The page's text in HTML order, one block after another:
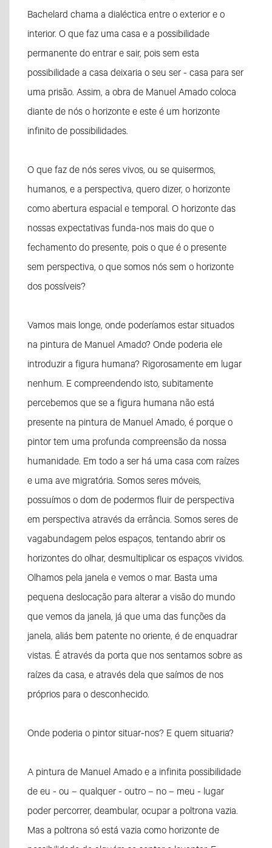
Bachelard chama a dialéctica entre o exterior e o
interior. O que faz uma casa e a possibilidade
permanente do entrar e sair, pois sem esta
possibilidade a casa deixaria o seu ser - casa para ser
uma prisão. Assim, a obra de Manuel Amado coloca
diante de nós o horizonte e este é um horizonte
infinito de possibilidades.
O que faz de nós seres vivos, ou se quisermos,
humanos, e a perspectiva, quero dizer, o horizonte
como abertura espacial e temporal. O horizonte das
nossas expectativas funda-nos mais do que o
fechamento do presente, pois o que é o presente
sem perspectiva, o que somos nós sem o horizonte
dos possíveis?
Vamos mais longe, onde poderíamos estar situados
na pintura de Manuel Amado? Onde poderia ele
introduzir a figura humana? Rigorosamente em lugar
nenhum. E compreendendo isto, subitamente
percebemos que se a figura humana não está
presente na pintura de Manuel Amado, é porque o
pintor tem uma profunda compreensão da nossa
humanidade. Em todo a ser há uma casa com raízes
e uma ave migratória. Somos seres móveis,
possuímos o dom de podermos fluir de perspectiva
em perspectiva através da errância. Somos seres de
vagabundagem pelos espaços, tentando abrir os
horizontes do olhar, desmultiplicar os espaços vividos.
Olhamos pela janela e vemos o mar. Basta uma
pequena deslocação para alterar a visão do mundo
que vemos da janela, já que uma das funções da
janela, aliás bem patente no oriente, é de enquadrar
vistas. É através da porta que nos sentamos sobre as
raízes da casa, e através dela que saímos de nos
próprios para o desconhecido.
Onde poderia o pintor situar-nos? E quem situaria?
A pintura de Manuel Amado e a infinita possibilidade
de eu - ou – qualquer - outro – no – meu - lugar
poder percorrer, deambular, ocupar a poltrona vazia.
Mas a poltrona só está vazia como horizonte de